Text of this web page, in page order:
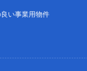
い事業用物件